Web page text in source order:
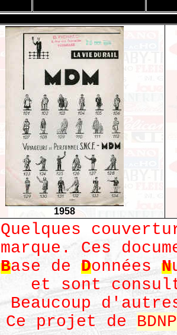
1958
Quelques
marque. Ces
Base de Données N
et sont
Beaucoup
Ce projet deBDNP